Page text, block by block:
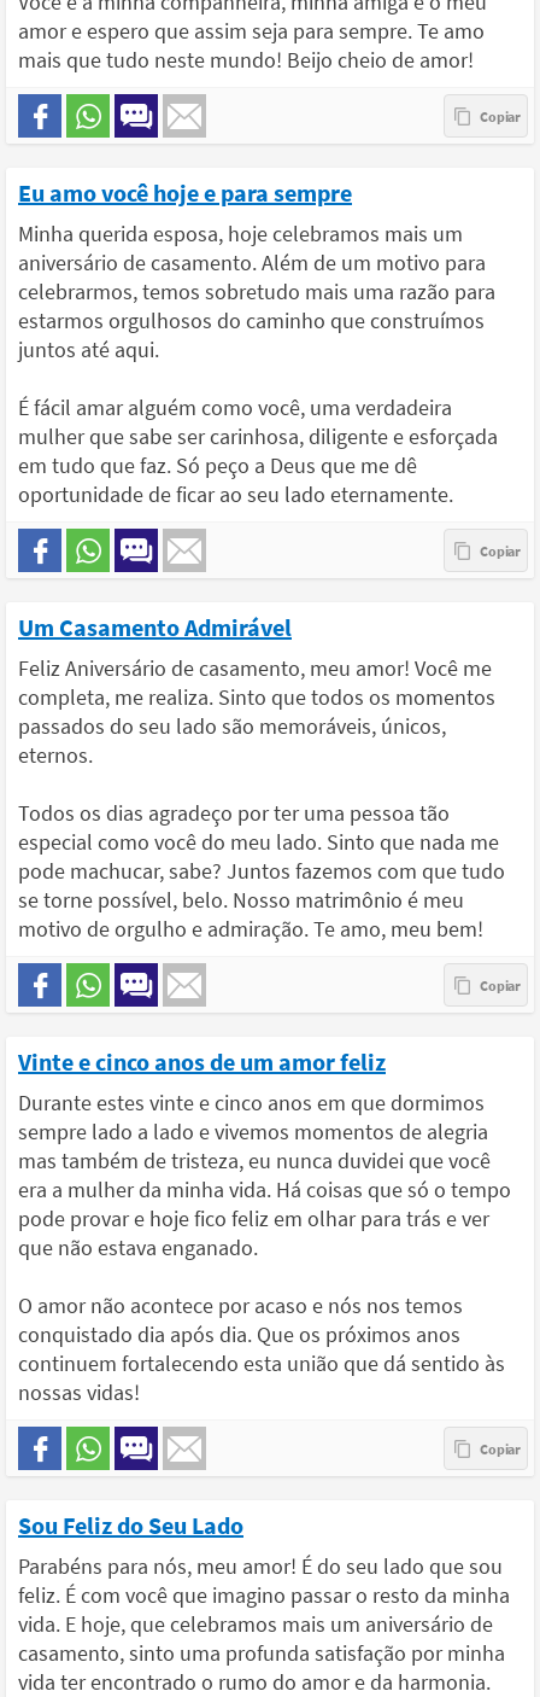
amor e espero que assim seja para sempre. Te amo
mais que tudo neste mundo! Beijo cheio de amor!
Eu amo você hoje e para sempre
Minha querida esposa, hoje celebramos mais um
aniversário de casamento. Além de um motivo para
celebrarmos, temos sobretudo mais uma razão para
estarmos orgulhosos do caminho que construímos
juntos até aqui.
É fácil amar alguém como você, uma verdadeira
mulher que sabe ser carinhosa, diligente e esforçada
em tudo que faz. Só peço a Deus que me dê
oportunidade de ficar ao seu lado eternamente.
Um Casamento Admirável
Feliz Aniversário de casamento, meu amor! Você me
completa, me realiza. Sinto que todos os momentos
passados do seu lado são memoráveis, únicos,
eternos.
Todos os dias agradeço por ter uma pessoa tão
especial como você do meu lado. Sinto que nada me
pode machucar, sabe? Juntos fazemos com que tudo
se torne possível, belo. Nosso matrimônio é meu
motivo de orgulho e admiração. Te amo, meu bem!
Vinte e cinco anos de um amor feliz
Durante estes vinte e cinco anos em que dormimos
sempre lado a lado e vivemos momentos de alegria
mas também de tristeza, eu nunca duvidei que você
era a mulher da minha vida. Há coisas que só o tempo
pode provar e hoje fico feliz em olhar para trás e ver
que não estava enganado.
O amor não acontece por acaso e nós nos temos
conquistado dia após dia. Que os próximos anos
continuem fortalecendo esta união que dá sentido às
nossas vidas!
Sou Feliz do Seu Lado
Parabéns para nós, meu amor! É do seu lado que sou
feliz. É com você que imagino passar o resto da minha
vida. E hoje, que celebramos mais um aniversário de
casamento, sinto uma profunda satisfação por minha
vida ter encontrado o rumo do amor e da harmonia.